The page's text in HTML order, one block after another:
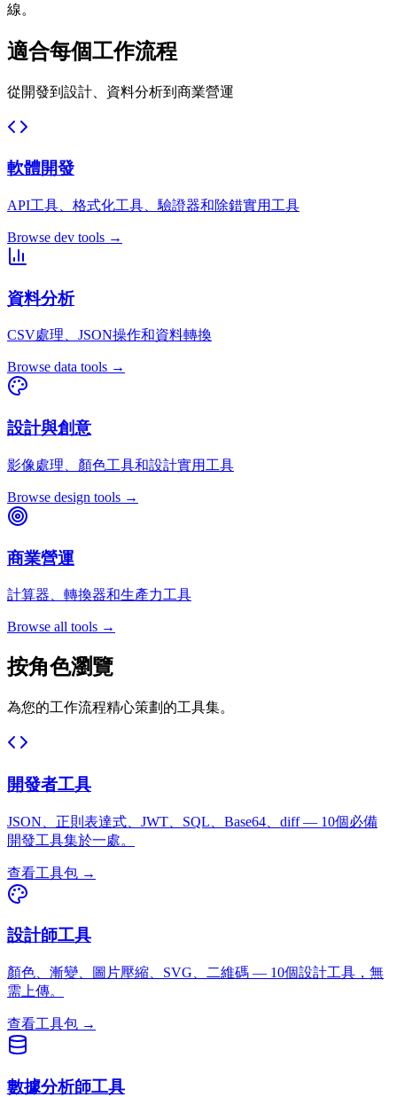
線。
適合每個工作流程
從開發到設計、資料分析到商業營運
軟體開發
API工具、格式化工具、驗證器和除錯實用工具
Browse dev tools →
資料分析
CSV處理、JSON操作和資料轉換
Browse data tools →
設計與創意
影像處理、顏色工具和設計實用工具
Browse design tools →
商業營運
計算器、轉換器和生產力工具
Browse all tools →
按角色瀏覽
為您的工作流程精心策劃的工具集。
開發者工具
JSON、正則表達式、JWT、SQL、Base64、diff — 10個必備
開發工具集於一處。
查看工具包 →
設計師工具
顏色、漸變、圖片壓縮、SVG、二維碼 — 10個設計工具，無
需上傳。
查看工具包 →
數據分析師工具